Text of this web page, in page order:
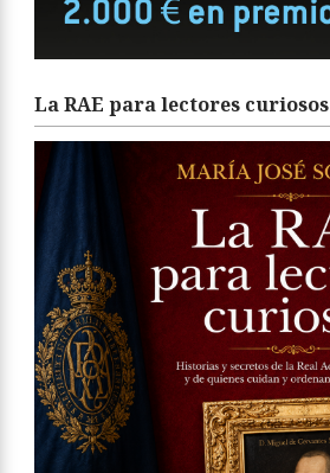
La RAE para lectores curiosos